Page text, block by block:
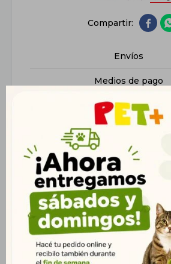

Envíos
Medios de pago
Características
Productos que te